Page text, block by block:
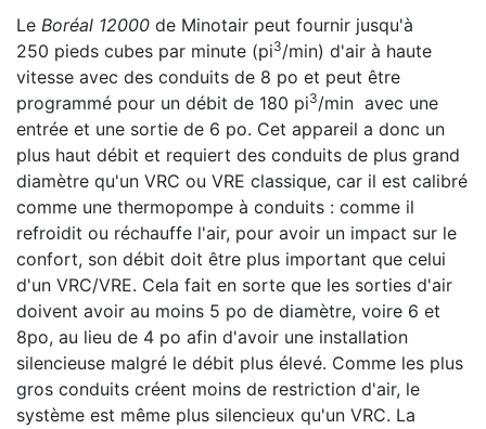
Le Boréal 12000 de Minotair peut fournir jusqu'à
250 pieds cubes par minute (pi3/min) d'air à haute
vitesse avec des conduits de 8 po et peut être
programmé pour un débit de 180 pi3/min avec une
entrée et une sortie de 6 po. Cet appareil a donc un
plus haut débit et requiert des conduits de plus grand
diamètre qu'un VRC ou VRE classique, car il est calibré
comme une thermopompe à conduits : comme il
refroidit ou réchauffe l'air, pour avoir un impact sur le
confort, son débit doit être plus important que celui
d'un VRC/VRE. Cela fait en sorte que les sorties d'air
doivent avoir au moins 5 po de diamètre, voire 6 et
8po, au lieu de 4 po afin d'avoir une installation
silencieuse malgré le débit plus élevé. Comme les plus
gros conduits créent moins de restriction d'air, le
système est même plus silencieux qu'un VRC. La